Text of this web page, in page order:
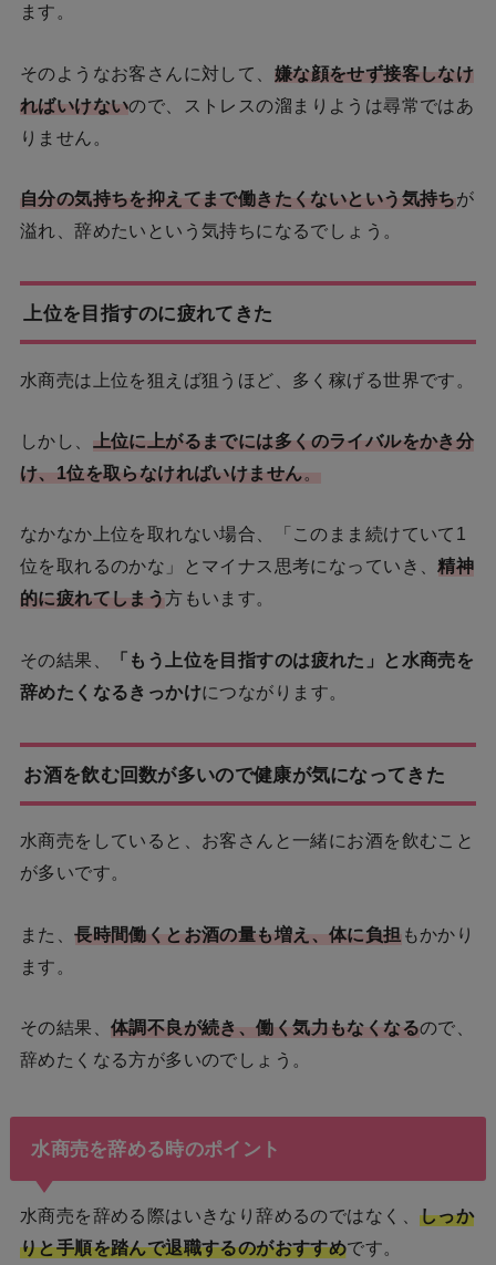
ます。
そのようなお客さんに対して、 嫌な顔をせず接客しなけ
ればいけないので、ストレスの溜まりようは尋常ではあ
りません。
自分の気持ちを抑えてまで働きたくないという気持ちが
溢れ、辞めたいという気持ちになるでしょう。
上位を目指すのに疲れてきた
水商売は上位を狙えば狙うほど、多く稼げる世界です。
しかし、
上位に上がるまでには多くのライバルをかき分
け、1位を取らなければいけません。
なかなか上位を取れない場合、「このまま続けていて1
位を取れるのかな」とマイナス思考になっていき、精神
的に疲れてしまう方もいます。
その結果、
「もう上位を目指すのは疲れた」と水商売を
辞めたくなるきっかけにつながります。
お酒を飲む回数が多いので健康が気になってきた
水商売をしていると、お客さんと一緒にお酒を飲むこと
が多いです。
また、長時間働くとお酒の量も増え、体に負担 もかかり
ます。
その結果、 体調不良が続き、働く気力もなくなるので、
辞めたくなる方が多いのでしょう。
水商売を辞める時のポイント
水商売を辞める際はいきなり辞めるのではなく、 しっか
りと手順を踏んで退職するのがおすすめです。